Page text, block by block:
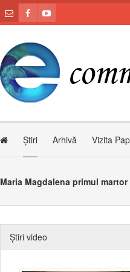
Știri Arhivă Vizita
Maria Magdalena primul
Știri video